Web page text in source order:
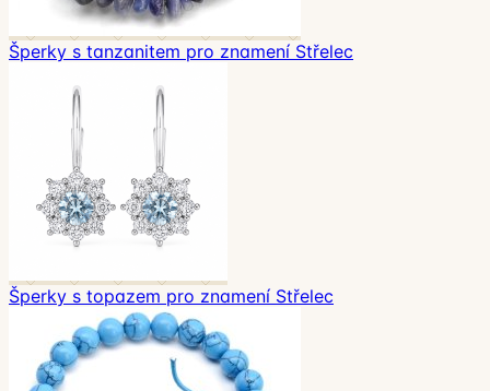
Šperky s tanzanitem pro znamení Střelec
Šperky s topazem pro znamení Střelec